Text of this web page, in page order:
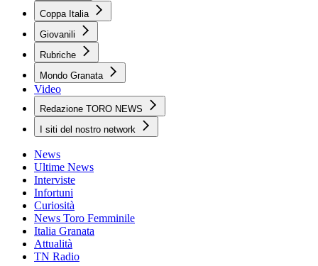
Coppa Italia
Giovanili
Rubriche
Mondo Granata
Video
Redazione TORO NEWS
I siti del nostro network
News
Ultime News
Interviste
Infortuni
Curiosità
News Toro Femminile
Italia Granata
Attualità
TN Radio